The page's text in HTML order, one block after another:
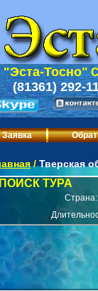
Тосно"
(81361) 292-
/Тверская
ПОИСК ТУРА
Страна: